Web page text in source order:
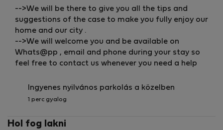
-->We will be there to give you all the tips and
suggestions of the case to make you fully enjoy our
home and our city .
-->We will welcome you and be available on
Whats@pp , email and phone during your stay so
feel free to contact us whenever you need a help
Ingyenes nyilvános parkolás a közelben
1 perc gyalog
Hol fog lakni